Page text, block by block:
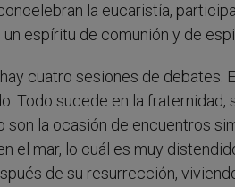
la eucaristía,
un espíritu de comunión y de
cuatro sesiones de debates.
Todo sucede en la
son la ocasión de encuentros
el mar, lo cuál es muy
de su resurrección,